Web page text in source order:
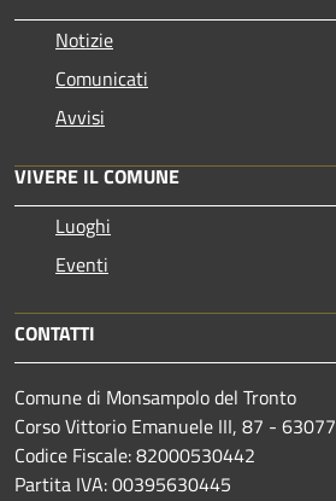
Notizie
Comunicati
Avvisi
VIVERE IL COMUNE
Luoghi
Eventi
CONTATTI
Comune di Monsampolo del Tronto
Corso Vittorio Emanuele III, 87 - 63077
Codice Fiscale: 82000530442
Partita IVA: 00395630445